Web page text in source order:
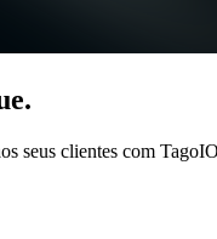
seus clientes com